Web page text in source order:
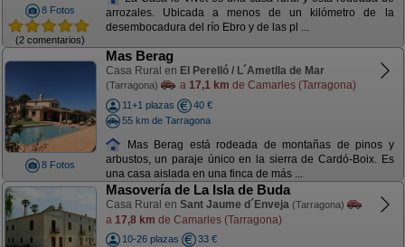
8 Fotos
(2 comentarios)
arrozales. Ubicada a menos de un kilómetro de la
desembocadura del río Ebro y de las pl ...
8 Fotos
Mas Berag
Casa Rural en El Perelló / L´Ametlla de Mar
(Tarragona) a 17,1 km de Camarles (Tarragona)
11+1 plazas
40 €
55 km de Tarragona
Mas Berag está rodeada de montañas de pinos y
arbustos, un paraje único en la sierra de Cardó-Boix. Es
una casa aislada en una finca de más ...
Masovería de La Isla de Buda
Casa Rural en Sant Jaume d´Enveja (Tarragona)
a 17,8 km de Camarles (Tarragona)
10-26 plazas
33 €